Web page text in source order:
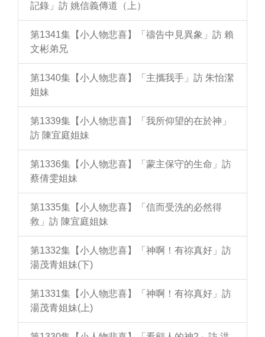
記錄」訪 姚信義傳道（上）
第1341集【小人物悲喜】「禱告中見異象」訪 賴
文彬弟兄
第1340集【小人物悲喜】「主攜我手」訪 朱怡潔
姐妹
第1339集【小人物悲喜】「我所仰望的在於神」
訪 陳宜庭姐妹
第1336集【小人物悲喜】「蒙主保守的生命」訪
蔡倩雯姐妹
第1335集【小人物悲喜】「信而受洗的必然得
救」訪 陳宜庭姐妹
第1332集【小人物悲喜】「神啊！有祢真好」訪
湯茂青姐妹(下)
第1331集【小人物悲喜】「神啊！有祢真好」訪
湯茂青姐妹(上)